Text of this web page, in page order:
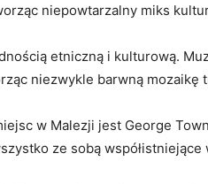
niepowtarzalny miks
‌etniczną i kulturową.
niezwykle barwną⁣ mozaikę
w Malezji ⁢jest George
ze sobą współistniejące